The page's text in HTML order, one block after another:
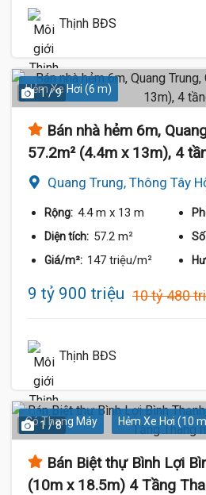
Thịnh BĐS
Hẻm Xe Hơi (6 m)
1 / 9
Bán nhà hẻm 6m,
57.2m² (4.4m x 13m), 4
Quang Trung, Thông Tây
Rộng: 4.4 m x 13 m
Diện tích: 57.2 m²
Giá/m²: 147 triệu/m²
9 tỷ 900 triệu 10 tỷ 480
Thịnh BĐS
Có Thang Máy Hẻm Xe Hơi (10
1 / 8
Bán Biệt thự Bình Lợi
(10m x 18.5m) 4 Tầng